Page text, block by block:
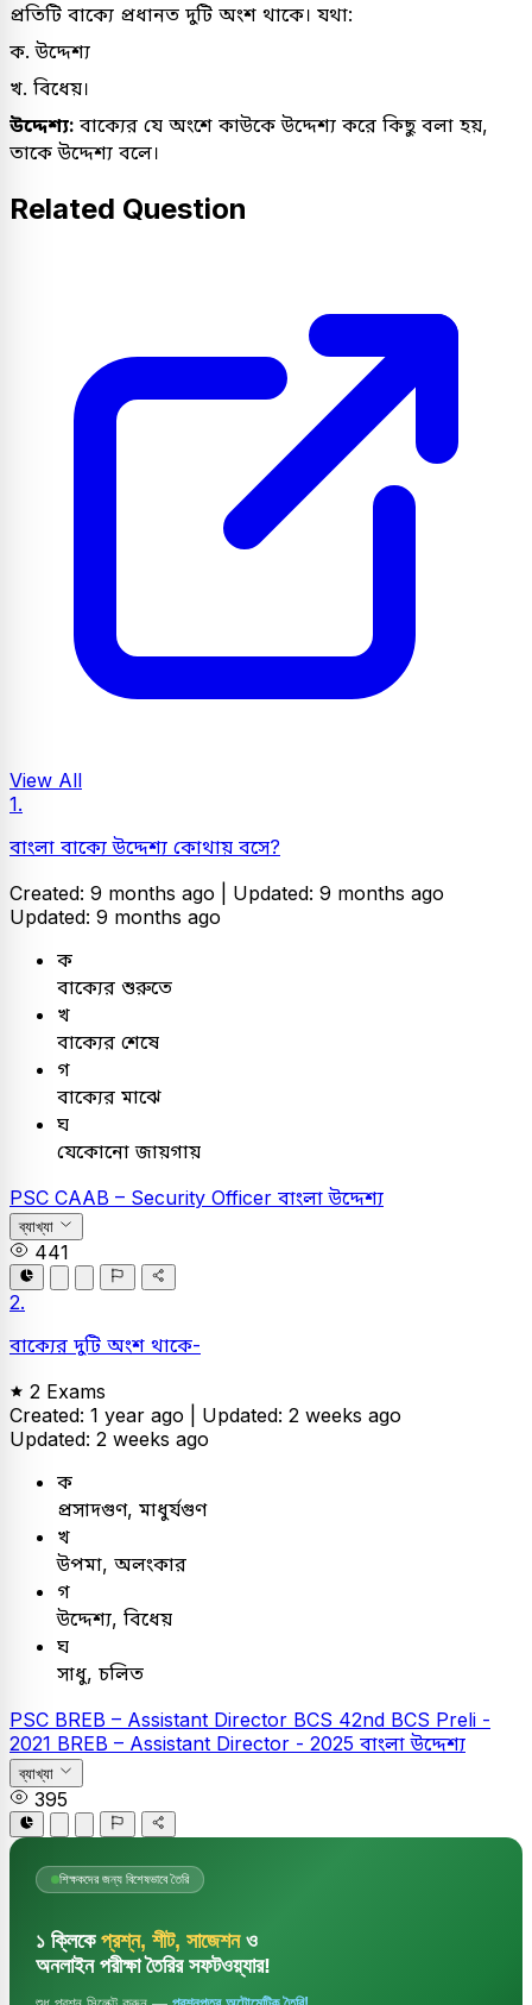
প্রতিটি বাক্যে প্রধানত দুটি অংশ থাকে। যথা:
ক. উদ্দেশ্য
খ. বিধেয়।
উদ্দেশ্য: বাক্যের যে অংশে কাউকে উদ্দেশ্য করে কিছু বলা হয়,
তাকে উদ্দেশ্য বলে।
Related Question
View All
1.
বাংলা বাক্যে উদ্দেশ্য কোথায় বসে?
Created: 9 months ago | Updated: 9 months ago
Updated: 9 months ago
ক
বাক্যের শুরুতে
খ
বাক্যের শেষে
গ
বাক্যের মাঝে
ঘ
যেকোনো জায়গায়
PSC CAAB – Security Officer বাংলাউদ্দেশ্য
ব্যাখ্যা
441
2.
বাক্যের দুটি অংশ থাকে-
2 Exams
Created: 1 year ago | Updated: 2 weeks ago
Updated: 2 weeks ago
ক
প্রসাদগুণ, মাধুর্যগুণ
খ
উপমা, অলংকার
গ
উদ্দেশ্য, বিধেয়
ঘ
সাধু, চলিত
PSC BREB – Assistant Director BCS 42nd BCS Preli -
2021 BREB – Assistant Director - 2025 বাংলাউদ্দেশ্য
ব্যাখ্যা
395
শিক্ষকদের জন্য বিশেষভাবে তৈরি
১ ক্লিকে প্রশ্ন, শীট, সাজেশনও
অনলাইন পরীক্ষা তৈরির সফটওয়্যার!